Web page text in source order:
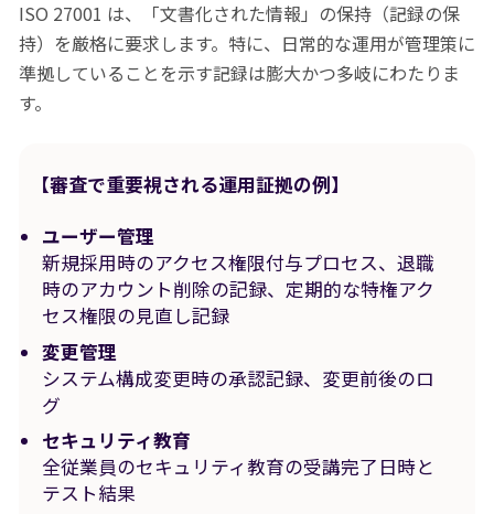
ISO 27001 は、「文書化された情報」の保持（記録の保
持）を厳格に要求します。特に、日常的な運用が管理策に
準拠していることを示す記録は膨大かつ多岐にわたりま
す。
【審査で重要視される運用証拠の例】
ユーザー管理
新規採用時のアクセス権限付与プロセス、退職
時のアカウント削除の記録、定期的な特権アク
セス権限の見直し記録
変更管理
システム構成変更時の承認記録、変更前後のロ
グ
セキュリティ教育
全従業員のセキュリティ教育の受講完了日時と
テスト結果